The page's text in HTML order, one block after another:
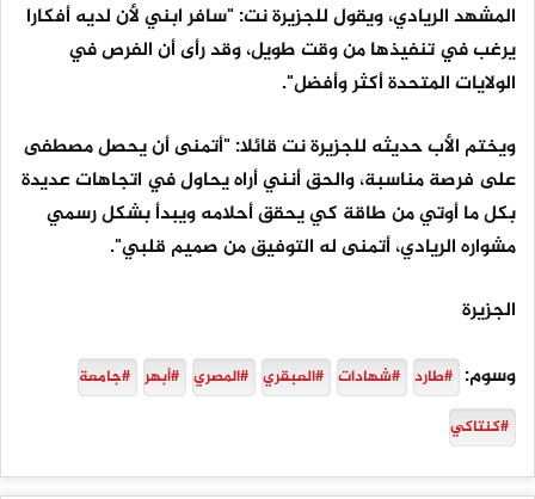
المشهد الريادي، ويقول للجزيرة نت: "سافر ابني لأن لديه أفكارا
يرغب في تنفيذها من وقت طويل، وقد رأى أن الفرص في
الولايات المتحدة أكثر وأفضل".
ويختم الأب حديثه للجزيرة نت قائلا: "أتمنى أن يحصل مصطفى
على فرصة مناسبة، والحق أنني أراه يحاول في اتجاهات عديدة
بكل ما أوتي من طاقة كي يحقق أحلامه ويبدأ بشكل رسمي
مشواره الريادي، أتمنى له التوفيق من صميم قلبي".
الجزيرة
وسوم: #طارد #شهادات #العبقري #المصري #أبهر #جامعة
#كنتاكي